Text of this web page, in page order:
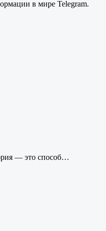
в мире Telegram.
— это способ…